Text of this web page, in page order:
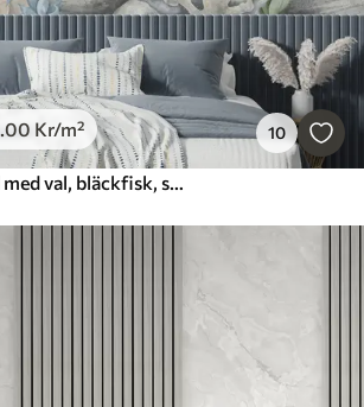
.00 Kr/m² 10
Undervattensvärld med val, bläckfisk, sköldpadda